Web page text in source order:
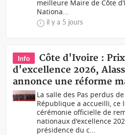
meilleure Maire de Côte
Nationa...
il y a 5 jours
Info
Côte d'Ivoire :
d'excellence 2026,
annonce une réforme
La salle des Pas perdus
République a accueilli, ce
cérémonie officielle de
nationaux d'excellence
présidence du c...